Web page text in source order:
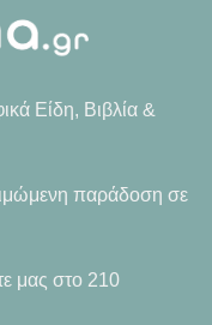
Είδη, Βιβλία &
παράδοση σε
μας στο 210